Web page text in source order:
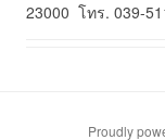
23000 โทร. 039-
Proudly